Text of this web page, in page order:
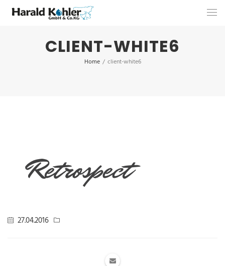
CLIENT-WHITE6
Home / client-white6
27.04.2016